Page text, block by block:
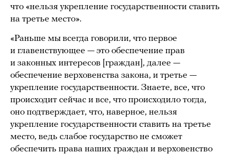
что «нельзя укрепление государственности ставить
на третье место».
«Раньше мы всегда говорили, что первое
и главенствующее — это обеспечение прав
и законных интересов [граждан], далее —
обеспечение верховенства закона, и третье —
укрепление государственности. Знаете, все, что
происходит сейчас и все, что происходило тогда,
оно подтверждает, что, наверное, нельзя
укрепление государственности ставить на третье
место, ведь слабое государство не сможет
обеспечить права наших граждан и верховенство